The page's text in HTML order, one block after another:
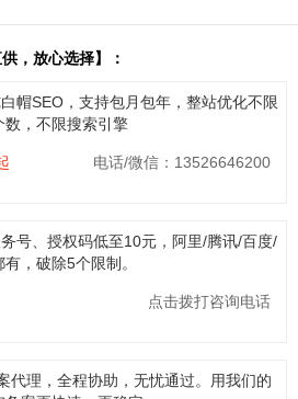
，放心选择】：
帽SEO，支持包月包年，整站优化不限
数，不限搜索引擎
电话/微信：13526646200
号、授权码低至10元，阿里/腾讯/百度/
，破除5个限制。
点击拨打咨询电话
代理，全程协助，无忧通过。用我们的